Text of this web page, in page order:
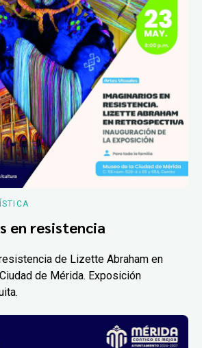
en resistencia
de Lizette Abraham en
de Mérida. Exposición